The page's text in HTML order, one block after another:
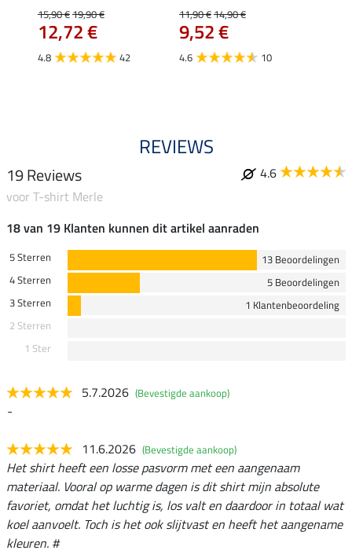
15,90 €19,90 €
12,72 €
4.8 42
11,90 €14,90 €
9,52 €
4.6 10
REVIEWS
19 Reviews
4.6
voor T-shirt Merle
18 van 19 Klanten kunnen dit artikel aanraden
5 Sterren
13 Beoordelingen
4 Sterren
5 Beoordelingen
3 Sterren
1 Klantenbeoordeling
2 Sterren
1 Ster
5.7.2026 (Bevestigde aankoop)
-
11.6.2026 (Bevestigde aankoop)
Het shirt heeft een losse pasvorm met een aangenaam
materiaal. Vooral op warme dagen is dit shirt mijn absolute
favoriet, omdat het luchtig is, los valt en daardoor in totaal wat
koel aanvoelt. Toch is het ook slijtvast en heeft het aangename
kleuren. #